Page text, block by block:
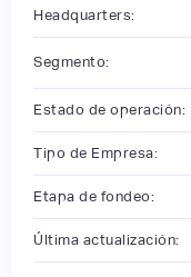
Headquarters:
Segmento:
Estado de operación:
Tipo de Empresa:
Etapa de fondeo:
Última actualización: